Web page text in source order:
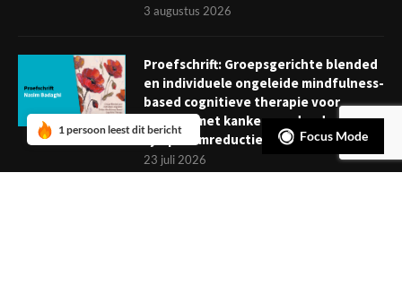
3 augustus 2026
Proefschrift: Groepsgerichte blended
en individuele ongeleide mindfulness-
based cognitieve therapie voor
mensen met kanker: verder dan
symptoomreductie
23 juli 2026
Focus Mode
1 persoon leest dit bericht